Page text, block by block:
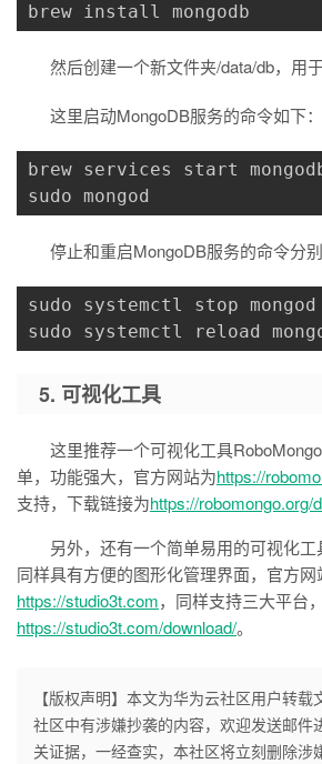
brew install mongodb
然后创建一个新文件夹/data/db，用
这里启动MongoDB服务的命令如下：
brew services start
sudo mongod
停止和重启MongoDB服务的命令分别
sudo systemctl stop mongod
sudo systemctl reload
5. 可视化工具
这里推荐一个可视化工具
单，功能强大，官方网站为https://
支持，下载链接为https://robomongo.org/
另外，还有一个简单易用的可视化
同样具有方便的图形化管理界面，官方网
https://studio3t.com，同样支持三大平台
https://studio3t.com/download/。
【版权声明】本文为华为云社区用户转
社区中有涉嫌抄袭的内容，欢迎发送邮件
关证据，一经查实，本社区将立刻删除涉